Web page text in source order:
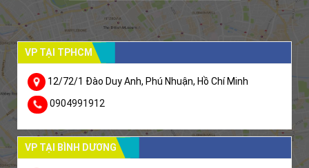
VP TẠI TPHCM
12/72/1 Đào Duy Anh, Phú Nhuận, Hồ Chí Minh
0904991912
VP TẠI BÌNH DƯƠNG